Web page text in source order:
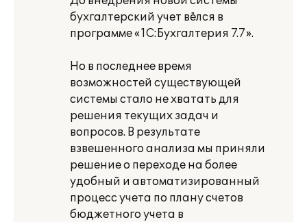
бухгалтерский учет вёлся в
программе «1С:Бухгалтерия 7.7».
Но в последнее время
возможностей существующей
системы стало не хватать для
решения текущих задач и
вопросов. В результате
взвешенного анализа мы приняли
решение о переходе на более
удобный и автоматизированный
процесс учета по плану счетов
бюджетного учета в